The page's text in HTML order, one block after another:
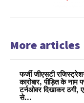
More articles
फर्जी जीएसटी
कारोबार, पीड़ित के
टर्नओवर दिखाकर
से...